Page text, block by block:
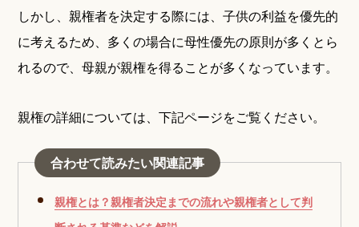
しかし、親権者を決定する際には、子供の利益を優先的
に考えるため、多くの場合に母性優先の原則が多くとら
れるので、母親が親権を得ることが多くなっています。
親権の詳細については、下記ページをご覧ください。
合わせて読みたい関連記事
親権とは？親権者決定までの流れや親権者として判